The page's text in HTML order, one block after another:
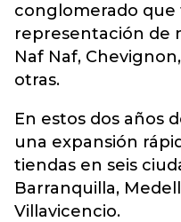
conglomerado que
representación de
Naf Naf,
otras.
En estos dos años
una expansión
tiendas en seis
Barranquilla,
Villavicencio.